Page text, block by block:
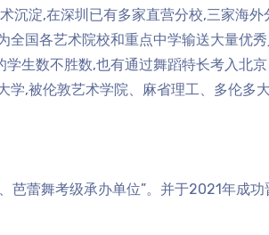
淀,在深圳已有多家直营分校,三家海外
全国各艺术院校和重点中学输送大量优
生数不胜数,也有通过舞蹈特长考入北
,被伦敦艺术学院、麻省理工、多伦多
蕾舞考级承办单位”。并于2021年成功